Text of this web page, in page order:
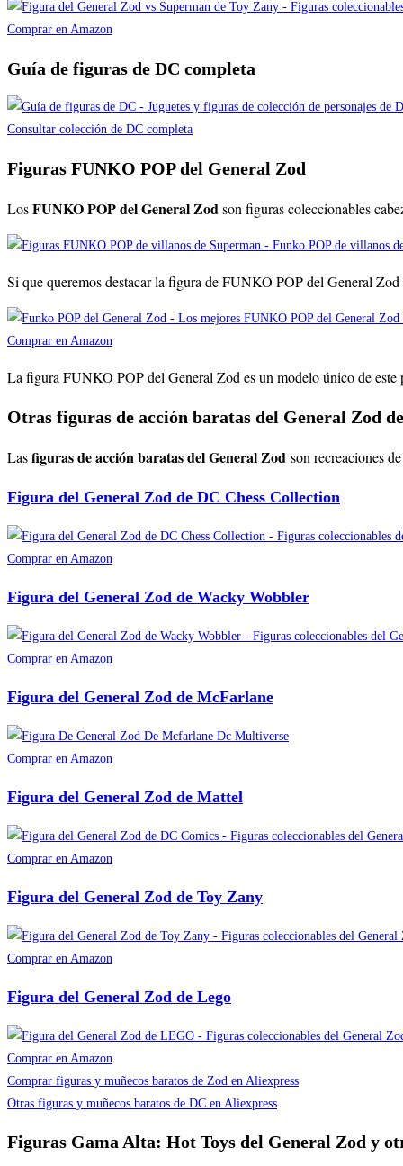
Comprar en Amazon
Guía de figuras de DC completa
Consultar colección de DC completa
Figuras FUNKO POP del General Zod
LosFUNKO POP del General Zodson figuras coleccionables
Si que queremos destacar la figura de FUNKO POP del General
Comprar en Amazon
La figura FUNKO POP del General Zod es un modelo único de este
Otras figuras de acción baratas del General Zod
Lasfiguras de acción baratas del General Zod son recreaciones
Figura del General Zod de DC Chess Collection
Comprar en Amazon
Figura del General Zod de Wacky Wobbler
Comprar en Amazon
Figura del General Zod de McFarlane
Comprar en Amazon
Figura del General Zod de Mattel
Comprar en Amazon
Figura del General Zod de Toy Zany
Comprar en Amazon
Figura del General Zod de Lego
Comprar en Amazon
Comprar figuras y muñecos baratos de Zod en Aliexpress
Otras figuras y muñecos baratos de DC en Aliexpress
Figuras Gama Alta: Hot Toys del General Zod y